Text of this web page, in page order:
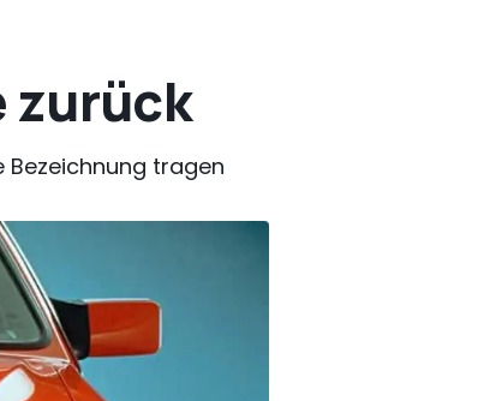
zurück
tragen